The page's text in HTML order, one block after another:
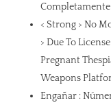
Completamente
< Strong > No
> Due To
Pregnant
Weapons
Engañar :